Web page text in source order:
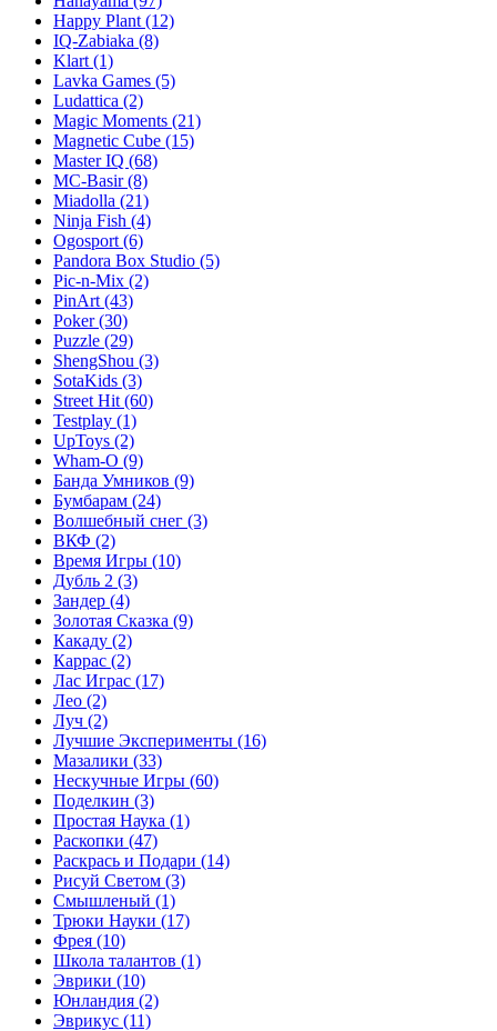
Happy Plant (12)
IQ-Zabiaka (8)
Klart (1)
Lavka Games (5)
Ludattica (2)
Magic Moments (21)
Magnetic Cube (15)
Master IQ (68)
MC-Basir(8)
Miadolla (21)
Ninja Fish (4)
Ogosport (6)
Pandora Box Studio (5)
Pic-n-Mix (2)
PinArt (43)
Poker(30)
Puzzle (29)
ShengShou (3)
SotaKids (3)
Street Hit (60)
Testplay (1)
UpToys (2)
Wham-O (9)
Банда Умников (9)
Бумбарам (24)
Волшебный снег (3)
ВКФ (2)
Время Игры (10)
Дубль 2 (3)
Зандер (4)
Золотая Сказка (9)
Какаду (2)
Каррас (2)
Лас Играс (17)
Лео (2)
Луч (2)
Лучшие Эксперименты (16)
Мазалики (33)
Нескучные Игры (60)
Поделкин (3)
Простая Наука (1)
Раскопки (47)
Раскрась и Подари (14)
Рисуй Светом (3)
Смышленый (1)
Трюки Науки (17)
Фрея (10)
Школа талантов (1)
Эврики (10)
Юнландия (2)
Эврикус (11)